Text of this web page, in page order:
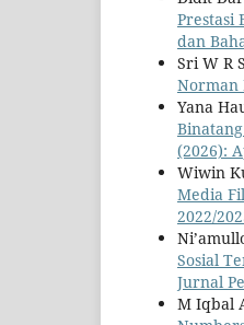
Prestasi
dan
Sri W R
Norman
Yana
(2026):
Wiwin
Media
2022/
Sosial
Jurnal
M Iqbal